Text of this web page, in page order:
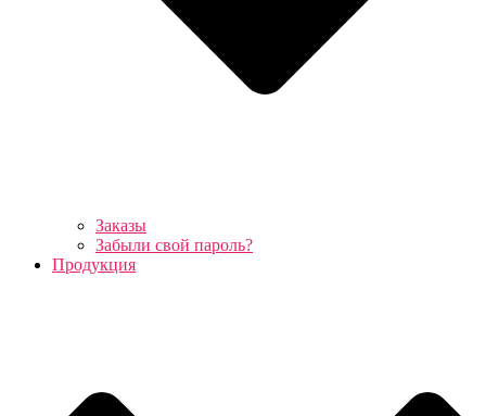
Заказы
Забыли свой пароль?
Продукция